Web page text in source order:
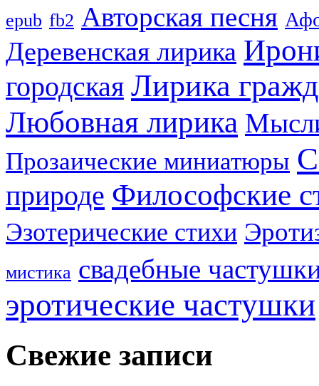
epub fb2 Авторская песня
Деревенская лирика
городская Лирика
Любовная лирика
Прозаические миниатюры
природе Философские
Эзотерические стихи
мистика свадебные
эротические частушки
Свежие записи